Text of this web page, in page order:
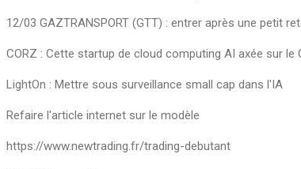
12/03 GAZTRANSPORT (GTT) : entrer après une petit
CORZ : Cette startup de cloud computing AI axée sur le
LightOn : Mettre sous surveillance small cap dans l'IA
Refaire l'article internet sur le modèle
https://www.newtrading.fr/trading-debutant